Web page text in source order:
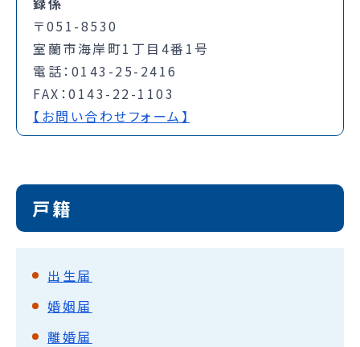
〒051-8530
室蘭市海岸町1丁目4番1号
電話：0143-25-2416
FAX：0143-22-1103
【お問い合わせフォーム】
戸籍
出生届
婚姻届
離婚届